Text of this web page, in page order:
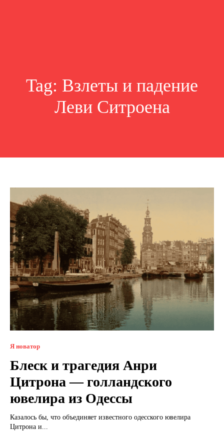
Tag: Взлеты и падение
Леви Ситроена
Я новатор
Блеск и трагедия Анри
Цитрона — голландского
ювелира из Одессы
Казалось бы, что объединяет известного одесского ювелира
Цитрона и...